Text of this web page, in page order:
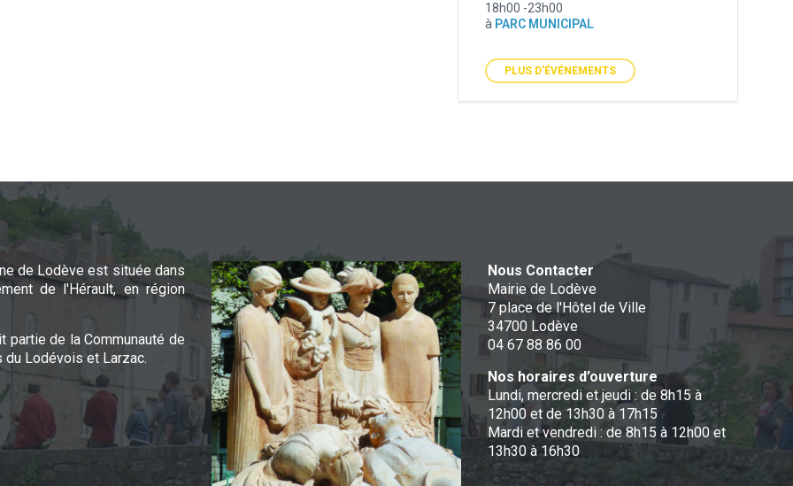
18h00 -23h00
à PARC MUNICIPAL
PLUS D'ÉVÉNEMENTS
de Lodève est située dans
de l'Hérault, en région
partie de la Communauté de
du Lodévois et Larzac.
Nous Contacter
Mairie de Lodève
7 place de l'Hôtel de Ville
34700 Lodève
04 67 88 86 00
Nos horaires d’ouverture
Lundi, mercredi et jeudi : de 8h15 à
12h00 et de 13h30 à 17h15
Mardi et vendredi : de 8h15 à 12h00 et
13h30 à 16h30